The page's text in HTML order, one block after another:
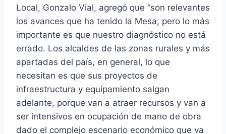
Local, Gonzalo Vial, agregó que “son relevantes
los avances que ha tenido la Mesa, pero lo más
importante es que nuestro diagnóstico no está
errado. Los alcaldes de las zonas rurales y más
apartadas del país, en general, lo que
necesitan es que sus proyectos de
infraestructura y equipamiento salgan
adelante, porque van a atraer recursos y van a
ser intensivos en ocupación de mano de obra
dado el complejo escenario económico que va